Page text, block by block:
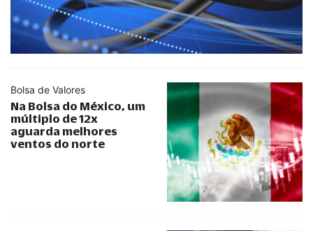
Bolsa de Valores
Na Bolsa do México, um
múltiplo de 12x
aguarda melhores
ventos do norte